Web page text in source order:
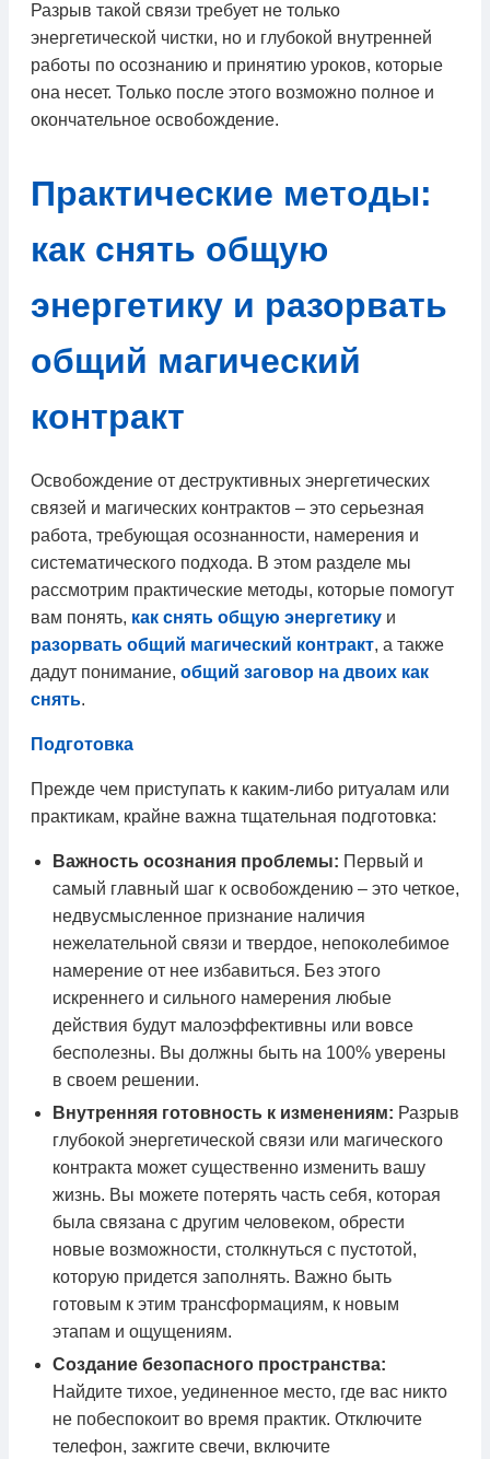
Разрыв такой связи требует не только
энергетической чистки, но и глубокой внутренней
работы по осознанию и принятию уроков, которые
она несет. Только после этого возможно полное и
окончательное освобождение.
Практические методы:
как снять общую
энергетику и разорвать
общий магический
контракт
Освобождение от деструктивных энергетических
связей и магических контрактов – это серьезная
работа, требующая осознанности, намерения и
систематического подхода. В этом разделе мы
рассмотрим практические методы, которые помогут
вам понять, как снять общую энергетику и
разорвать общий магический контракт, а также
дадут понимание, общий заговор на двоих как
снять.
Подготовка
Прежде чем приступать к каким-либо ритуалам или
практикам, крайне важна тщательная подготовка:
Важность осознания проблемы: Первый и
самый главный шаг к освобождению – это четкое,
недвусмысленное признание наличия
нежелательной связи и твердое, непоколебимое
намерение от нее избавиться. Без этого
искреннего и сильного намерения любые
действия будут малоэффективны или вовсе
бесполезны. Вы должны быть на 100% уверены
в своем решении.
Внутренняя готовность к изменениям: Разрыв
глубокой энергетической связи или магического
контракта может существенно изменить вашу
жизнь. Вы можете потерять часть себя, которая
была связана с другим человеком, обрести
новые возможности, столкнуться с пустотой,
которую придется заполнять. Важно быть
готовым к этим трансформациям, к новым
этапам и ощущениям.
Создание безопасного пространства:
Найдите тихое, уединенное место, где вас никто
не побеспокоит во время практик. Отключите
телефон, зажгите свечи, включите